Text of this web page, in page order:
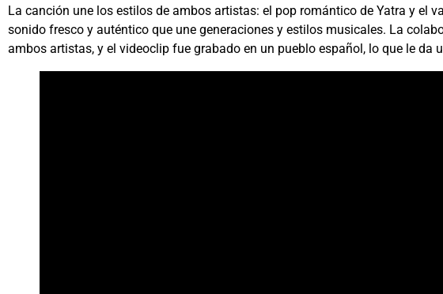
La canción une los estilos de ambos artistas: el pop romántico de Yatra y el
sonido fresco y auténtico que une generaciones y estilos musicales. La
ambos artistas, y el videoclip fue grabado en un pueblo español, lo que le da